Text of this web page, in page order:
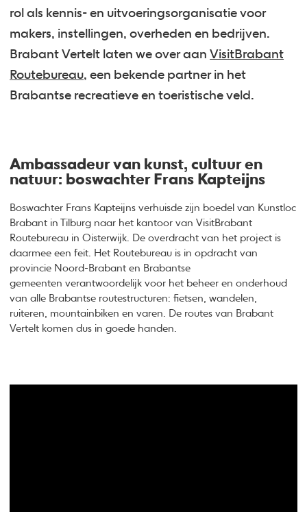
rol als kennis- en uitvoeringsorganisatie voor
makers, instellingen, overheden en bedrijven.
Brabant Vertelt laten we over aanVisitBrabant
Routebureau, een bekende partner in het
Brabantse recreatieve en toeristische veld.
Ambassadeur van kunst, cultuur en
natuur: boswachter Frans Kapteijns
Boswachter Frans Kapteijns verhuisde zijn boedel van Kunstloc
Brabant in Tilburg naar het kantoor van VisitBrabant
Routebureau in Oisterwijk. De overdracht van het project is
daarmee een feit. Het Routebureau is in opdracht van
provincie Noord-Brabant en Brabantse
gemeenten verantwoordelijk voor het beheer en onderhoud
van alle Brabantse routestructuren: fietsen, wandelen,
ruiteren, mountainbiken en varen. De routes van Brabant
Vertelt komen dus in goede handen.